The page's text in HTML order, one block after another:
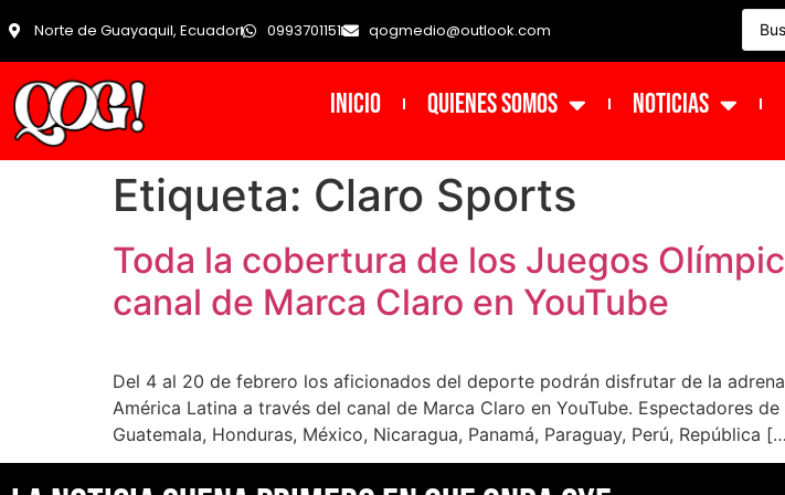
Norte de Guayaquil, Ecuador 0993701151 qogmedio@outlook.com
INICIO Quienes Somos NOTICIAS
Etiqueta: Claro Sports
Toda la cobertura de los Juegos
canal de Marca Claro en YouTube
Del 4 al 20 de febrero los aficionados del deporte podrán disfrutar de la
América Latina a través del canal de Marca Claro en YouTube. Espectadores
Guatemala, Honduras, México, Nicaragua, Panamá, Paraguay, Perú, República